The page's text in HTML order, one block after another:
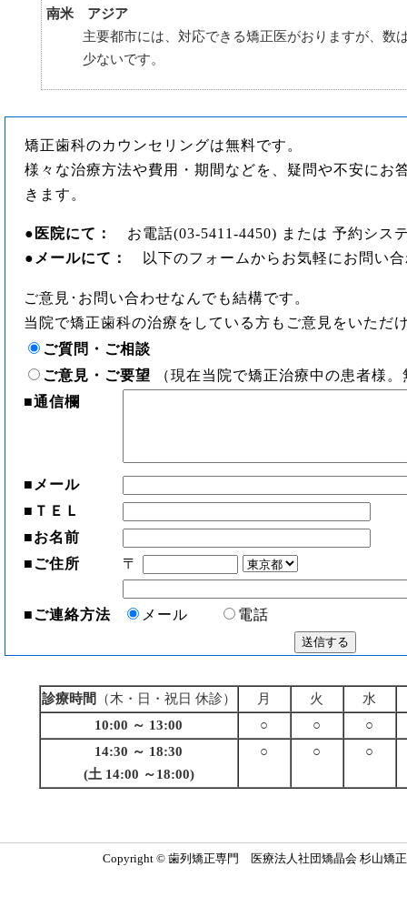
南米 アジア
主要都市には、対応できる矯正医がおりますが、数
少ないです。
矯正歯科のカウンセリングは無料です。
様々な治療方法や費用・期間などを、疑問や不安にお
きます。
● 医院にて：
お電話(03-5411-4450) または 予約シス
● メールにて： 以下のフォームからお気軽にお問い
ご意見･お問い合わせなんでも結構です。
当院で矯正歯科の治療をしている方もご意見をいただ
ご質問・ご相談
ご意見・ご要望 （現在当院で矯正治療中の患者様
■通信欄
■ メール
■ ＴＥＬ
■お名前
■ご住所 〒
■ご連絡方法 メール 電話
診療時間 （木・日・祝日 休診） 月 火
水
10:00 ～ 13:00
○ ○
○
14:30 ～ 18:30
(土 14:00 ～18:00)
○ ○ ○
Copyright © 歯列矯正専門 医療法人社団矯晶会 杉山矯